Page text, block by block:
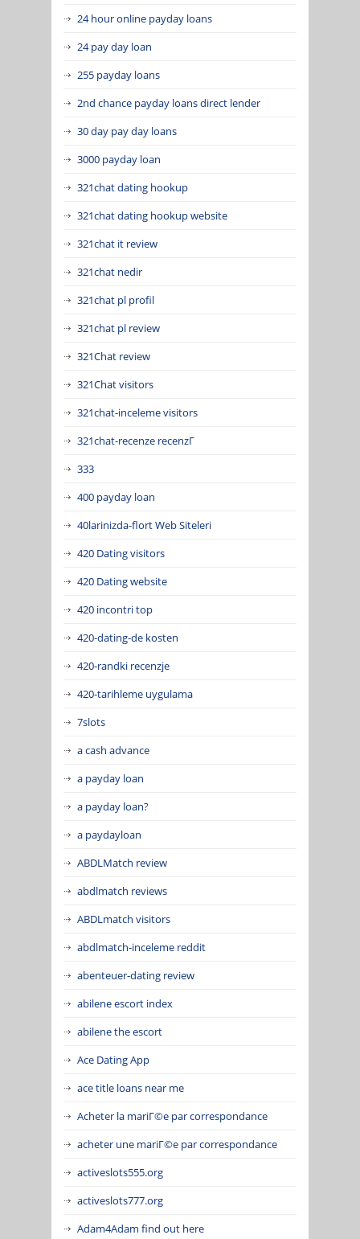
24 hour online payday loans
24 pay day loan
255 payday loans
2nd chance payday loans direct lender
30 day pay day loans
3000 payday loan
321chat dating hookup
321chat dating hookup website
321chat it review
321chat nedir
321chat pl profil
321chat pl review
321Chat review
321Chat visitors
321chat-inceleme visitors
321chat-recenze recenzГ­
333
400 payday loan
40larinizda-flort Web Siteleri
420 Dating visitors
420 Dating website
420 incontri top
420-dating-de kosten
420-randki recenzje
420-tarihleme uygulama
7slots
a cash advance
a payday loan
a payday loan?
a paydayloan
ABDLMatch review
abdlmatch reviews
ABDLmatch visitors
abdlmatch-inceleme reddit
abenteuer-dating review
abilene escort index
abilene the escort
Ace Dating App
ace title loans near me
Acheter la mariГ©e par correspondance
acheter une mariГ©e par correspondance
activeslots555.org
activeslots777.org
Adam4Adam find out here